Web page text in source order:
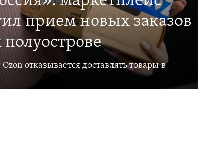
прием новых заказов
отказывается доставлять товары в